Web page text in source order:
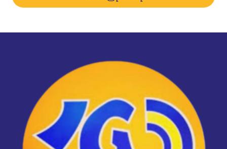
د.م. 1.300,00.
د.م. 1.100,00.